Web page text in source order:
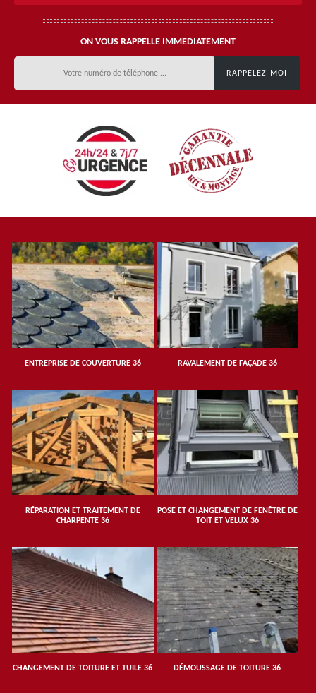
ON VOUS RAPPELLE IMMEDIATEMENT
ENTREPRISE DE COUVERTURE 36 RAVALEMENT DE FAÇADE 36
RÉPARATION ET TRAITEMENT DE
CHARPENTE 36
POSE ET CHANGEMENT DE FENÊTRE DE
TOIT ET VELUX 36
CHANGEMENT DE TOITURE ET TUILE 36 DÉMOUSSAGE DE TOITURE 36